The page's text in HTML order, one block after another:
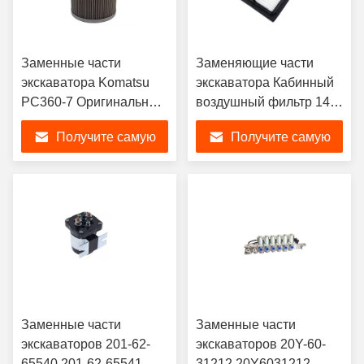
Заменные части
экскаватора Komatsu
PC360-7 Оригинальный
гидравлический фильтр
для фильтрации масла
STRAINER 22B-60-
Получите самую
Заменяющие части
экскаватора Кабинный
воздушный фильтр 14X-
911-7750 17M-911-3530
17M-911-3530 Для
Komatsu PC200-8
Получите самую
Заменные части
экскаваторов 201-62-
Заменные части
экскаваторов 20Y-60-